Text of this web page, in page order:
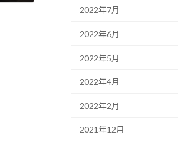
2022年7月
2022年6月
2022年5月
2022年4月
2022年2月
2021年12月